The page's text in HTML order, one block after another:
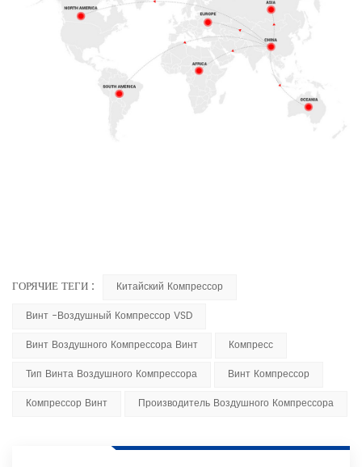
ГОРЯЧИЕ ТЕГИ :
Китайский Компрессор
Винт -воздушный Компрессор VSD
Винт Воздушного Компрессора Винт
Компресс
Тип Винта Воздушного Компрессора
Винт Компрессор
Компрессор Винт
Производитель Воздушного Компрессора